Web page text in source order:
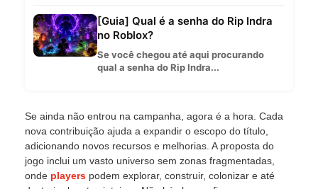
[Guia] Qual é a senha do Rip Indra
no Roblox?
Se você chegou até aqui procurando
qual a senha do Rip Indra...
Se ainda não entrou na campanha, agora é a hora. Cada
nova contribuição ajuda a expandir o escopo do título,
adicionando novos recursos e melhorias. A proposta do
jogo inclui um vasto universo sem zonas fragmentadas,
onde players podem explorar, construir, colonizar e até